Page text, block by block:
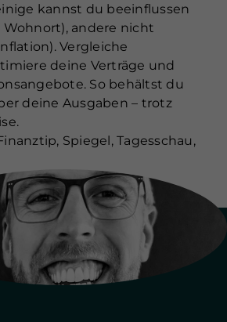
kannst du beeinflussen
Wohnort), andere nicht
Vergleiche
deine Verträge und
So behältst du
deine Ausgaben – trotz
Spiegel, Tagesschau,